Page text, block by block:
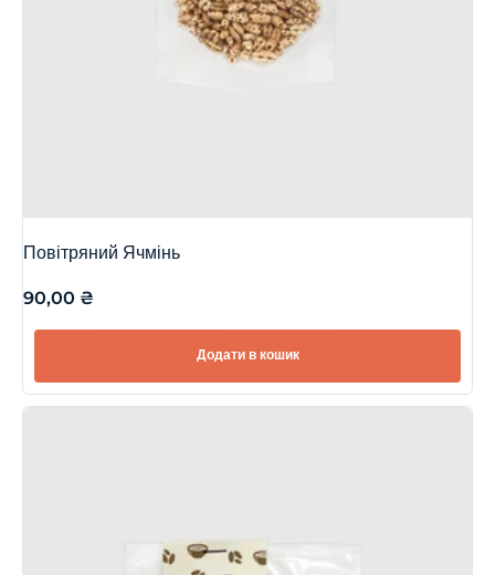
Повітряний Ячмінь
90,00 ₴
Додати в кошик